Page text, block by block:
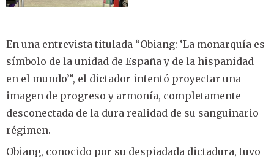
En una entrevista titulada “Obiang: ‘La monarquía es
símbolo de la unidad de España y de la hispanidad
en el mundo’”, el dictador intentó proyectar una
imagen de progreso y armonía, completamente
desconectada de la dura realidad de su sanguinario
régimen.
Obiang, conocido por su despiadada dictadura, tuvo